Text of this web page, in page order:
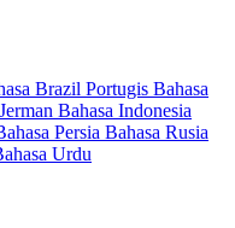
Brazil Portugis Bahasa
Bahasa Indonesia
Persia Bahasa Rusia
Urdu